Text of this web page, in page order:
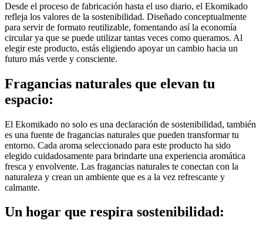
Desde el proceso de fabricación hasta el uso diario, el Ekomikado
refleja los valores de la sostenibilidad. Diseñado conceptualmente
para servir de formato reutilizable, fomentando así la economía
circular ya que se puede utilizar tantas veces como queramos. Al
elegir este producto, estás eligiendo apoyar un cambio hacia un
futuro más verde y consciente.
Fragancias naturales que elevan tu
espacio:
El Ekomikado no solo es una declaración de sostenibilidad, también
es una fuente de fragancias naturales que pueden transformar tu
entorno. Cada aroma seleccionado para este producto ha sido
elegido cuidadosamente para brindarte una experiencia aromática
fresca y envolvente. Las fragancias naturales te conectan con la
naturaleza y crean un ambiente que es a la vez refrescante y
calmante.
Un hogar que respira sostenibilidad: